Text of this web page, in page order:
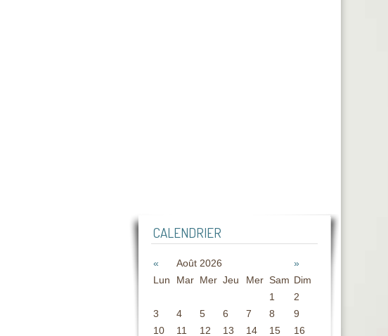
CALENDRIER
« Août 2026
»
Lun
Mar Mer Jeu Mer Sam Dim
1
2
3
4 5 6 7 8
9
10
11 12 13 14 15 16